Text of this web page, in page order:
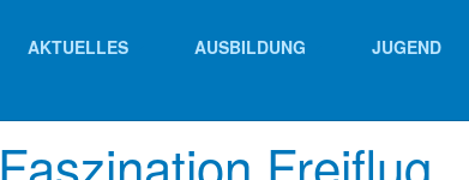
AKTUELLES AUSBILDUNG JUGEND
Faszination Freiflug